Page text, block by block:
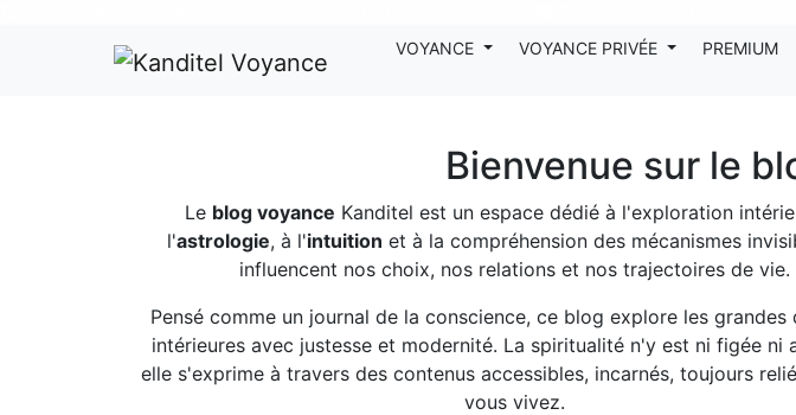
VOYANCE VOYANCE PRIVÉE PREMIUM
Bienvenue sur le
Le blog voyance Kanditel est un espace dédié à l'exploration
l'astrologie, à l'intuition et à la compréhension des mécanismes
influencent nos choix, nos relations et nos trajectoires de vie.
Pensé comme un journal de la conscience, ce blog explore les grandes
intérieures avec justesse et modernité. La spiritualité n'y est ni figée ni
elle s'exprime à travers des contenus accessibles, incarnés, toujours
vous vivez.